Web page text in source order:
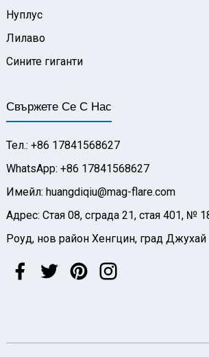
Нуплус
Лилаво
Сините гиганти
Свържете Се С Нас
Тел.: +86 17841568627
WhatsApp: +86 17841568627
Имейл: huangdiqiu@mag-flare.com
Адрес: Стая 08, сграда 21, стая 401, №
Роуд, нов район Хенгцин, град Джухай